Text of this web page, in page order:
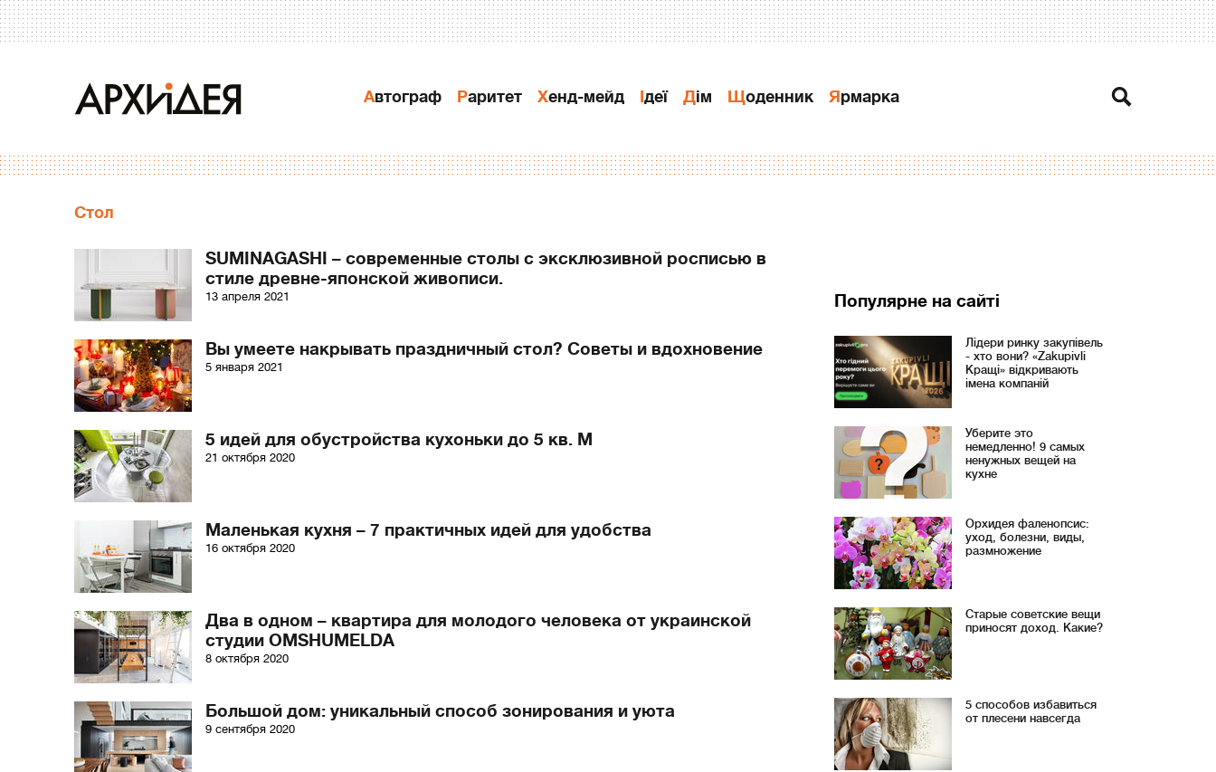
Автограф Раритет Хенд-мейд Ідеї Дiм Щоденник Ярмарка
Стол
SUMINAGASHI – современные столы с эксклюзивной росписью в
стиле древне-японской живописи.
13 апреля 2021
Вы умеете накрывать праздничный стол? Советы и вдохновение
5 января 2021
5 идей для обустройства кухоньки до 5 кв. М
21 октября 2020
Маленькая кухня – 7 практичных идей для удобства
16 октября 2020
Два в одном – квартира для молодого человека от украинской
студии OMSHUMELDA
8 октября 2020
Большой дом: уникальный способ зонирования и уюта
9 сентября 2020
Популярне на сайті
Лідери ринку закупівель
- хто вони? «Zakupivli
Кращі» відкривають
імена компаній
Уберите это
немедленно! 9 самых
ненужных вещей на
кухне
Орхидея фаленопсис:
уход, болезни, виды,
размножение
Старые советские вещи
приносят доход. Какие?
5 способов избавиться
от плесени навсегда